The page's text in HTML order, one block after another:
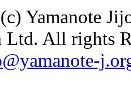
Yamanote
Ltd. All rights